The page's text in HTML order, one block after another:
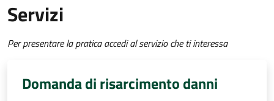
Servizi
Per presentare la pratica accedi al servizio che ti interessa
Domanda di risarcimento danni